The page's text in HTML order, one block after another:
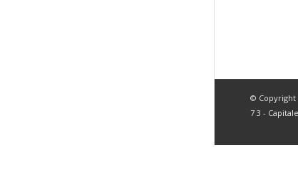
© Copyright
7 3 -